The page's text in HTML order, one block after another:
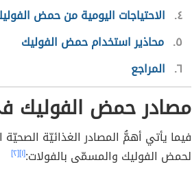
٤ الاحتياجات اليومية من حمض
٥ محاذير استخدام حمض الفوليك
٦ المراجع
مصادر حمض الفوليك
فيما يأتي أهمُّ المصادر الغذائيّة
لحمض الفوليك والمسمّى بالفولات:[١] [٢]